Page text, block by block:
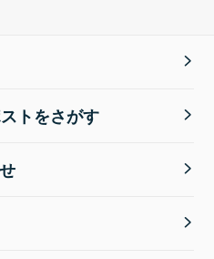
トをさがす